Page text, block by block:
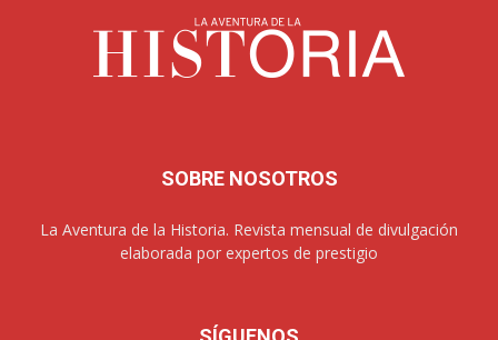
SOBRE NOSOTROS
La Aventura de la Historia. Revista mensual de divulgación
elaborada por expertos de prestigio